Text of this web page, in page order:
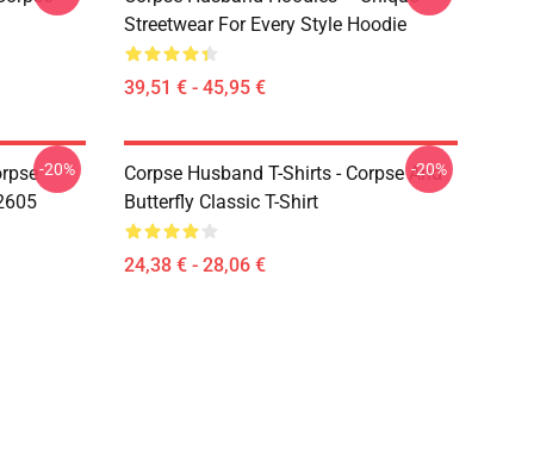
Streetwear For Every Style Hoodie
39,51 € - 45,95 €
-20%
Corpse Husband T-Shirts - Corpse And
Butterfly Classic T-Shirt
24,38 € - 28,06 €
-20%